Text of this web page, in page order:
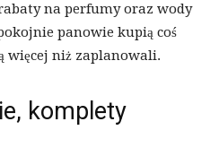
na perfumy oraz wody
panowie kupią coś
więcej niż zaplanowali.
komplety